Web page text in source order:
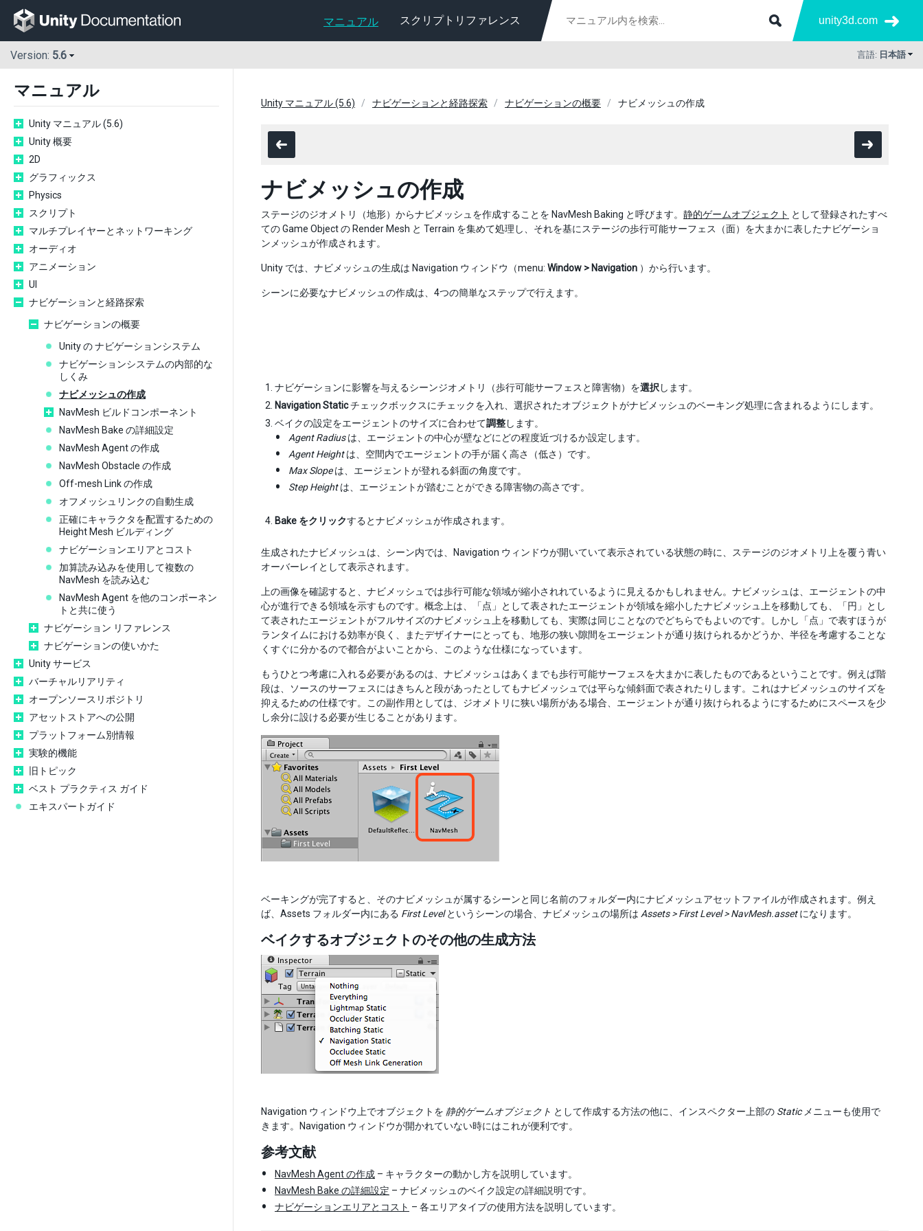
マニュアル スクリプトリファレンス unity3d.com
Version: 5.6 言語: 日本語
マニュアル
Unity マニュアル (5.6)
Unity 概要
2D
グラフィックス
Physics
スクリプト
マルチプレイヤーとネットワーキング
オーディオ
アニメーション
UI
ナビゲーションと経路探索
ナビゲーションの概要
Unity の ナビゲーションシステム
ナビゲーションシステムの内部的な
しくみ
ナビメッシュの作成
NavMesh ビルドコンポーネント
NavMesh Bake の詳細設定
NavMesh Agent の作成
NavMesh Obstacle の作成
Off-mesh Link の作成
オフメッシュリンクの自動生成
正確にキャラクタを配置するための
Height Mesh ビルディング
ナビゲーションエリアとコスト
加算読み込みを使用して複数の
NavMesh を読み込む
NavMesh Agent を他のコンポーネン
トと共に使う
ナビゲーション リファレンス
ナビゲーションの使いかた
Unity サービス
バーチャルリアリティ
オープンソースリポジトリ
アセットストアへの公開
プラットフォーム別情報
実験的機能
旧トピック
ベスト プラクティス ガイド
エキスパートガイド
Unity マニュアル (5.6) ナビゲーションと経路探索 ナビゲーションの概要 ナビメッシュの作成
ナビメッシュの作成
ステージのジオメトリ（地形）からナビメッシュを作成することを NavMesh Baking と呼びます。 静的ゲームオブジェクト として登録されたすべ
ての Game Object の Render Mesh と Terrain を集めて処理し、それを基にステージの歩行可能サーフェス（面）を大まかに表したナビゲーショ
ンメッシュが作成されます。
Unity では、ナビメッシュの生成は Navigation ウィンドウ（menu: Window > Navigation ）から行います。
シーンに必要なナビメッシュの作成は、4つの簡単なステップで行えます。
ナビゲーションに影響を与えるシーンジオメトリ（歩行可能サーフェスと障害物）を選択 します。
Navigation Staticチェックボックスにチェックを入れ、選択されたオブジェクトがナビメッシュのベーキング処理に含まれるようにします。
ベイクの設定をエージェントのサイズに合わせて調整します。
Agent Radiusは、エージェントの中心が壁などにどの程度近づけるか設定します。
Agent Heightは、空間内でエージェントの手が届く高さ（低さ）です。
Max Slopeは、エージェントが登れる斜面の角度です。
Step Heightは、エージェントが踏むことができる障害物の高さです。
Bake をクリックするとナビメッシュが作成されます。
生成されたナビメッシュは、シーン内では、Navigation ウィンドウが開いていて表示されている状態の時に、ステージのジオメトリ上を覆う青い
オーバーレイとして表示されます。
上の画像を確認すると、ナビメッシュでは歩行可能な領域が縮小されれているように見えるかもしれません。ナビメッシュは、エージェントの中
心が進行できる領域を示すものです。概念上は、「点」として表されたエージェントが領域を縮小したナビメッシュ上を移動しても、「円」とし
て表されたエージェントがフルサイズのナビメッシュ上を移動しても、実際は同じことなのでどちらでもよいのです。しかし「点」で表すほうが
ランタイムにおける効率が良く、またデザイナーにとっても、地形の狭い隙間をエージェントが通り抜けられるかどうか、半径を考慮することな
くすぐに分かるので都合がよいことから、このような仕様になっています。
もうひとつ考慮に入れる必要があるのは、ナビメッシュはあくまでも歩行可能サーフェスを大まかに表したものであるということです。例えば階
段は、ソースのサーフェスにはきちんと段があったとしてもナビメッシュでは平らな傾斜面で表されたりします。これはナビメッシュのサイズを
抑えるための仕様です。この副作用としては、ジオメトリに狭い場所がある場合、エージェントが通り抜けられるようにするためにスペースを少
し余分に設ける必要が生じることがあります。
ベーキングが完了すると、そのナビメッシュが属するシーンと同じ名前のフォルダー内にナビメッシュアセットファイルが作成されます。例え
ば、Assets フォルダー内にある First Levelというシーンの場合、ナビメッシュの場所は Assets > First Level > NavMesh.assetになります。
ベイクするオブジェクトのその他の生成方法
Navigation ウィンドウ上でオブジェクトを 静的ゲームオブジェクト として作成する方法の他に、インスペクター上部の Staticメニューも使用で
きます。Navigation ウィンドウが開かれていない時にはこれが便利です。
参考文献
NavMesh Agent の作成 – キャラクターの動かし方を説明しています。
NavMesh Bake の詳細設定 – ナビメッシュのベイク設定の詳細説明です。
ナビゲーションエリアとコスト – 各エリアタイプの使用方法を説明しています。